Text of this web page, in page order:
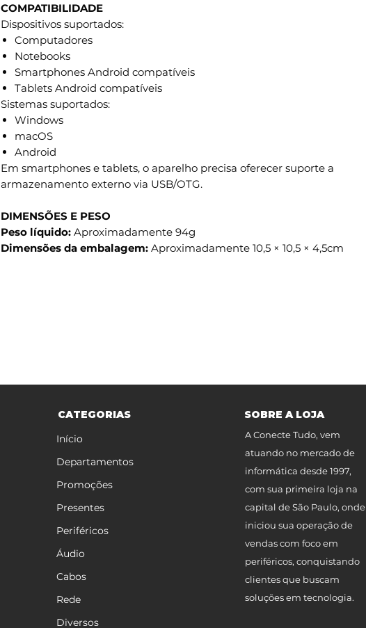
COMPATIBILIDADE
Dispositivos suportados:
Computadores
Notebooks
Smartphones Android compatíveis
Tablets Android compatíveis
Sistemas suportados:
Windows
macOS
Android
Em smartphones e tablets, o aparelho precisa oferecer suporte a
armazenamento externo via USB/OTG.
DIMENSÕES E PESO
Peso líquido: Aproximadamente 94g
Dimensões da embalagem: Aproximadamente 10,5 × 10,5 × 4,5cm
CATEGORIAS
Início
Departamentos
Promoções
Presentes
Periféricos
Áudio
Cabos
Rede
Diversos
SOBRE A LOJA
A Conecte Tudo, vem
atuando no mercado de
informática desde 1997,
com sua primeira loja na
capital de São Paulo, onde
iniciou sua operação de
vendas com foco em
periféricos, conquistando
clientes que buscam
soluções em tecnologia.